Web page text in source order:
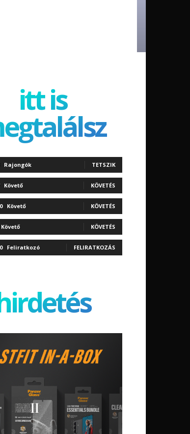
itt is
Rajongók TETSZIK
Követő KÖVETÉS
Követő KÖVETÉS
Követő KÖVETÉS
Feliratkozó FELIRATKOZÁS